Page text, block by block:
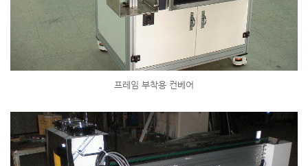
프레임 부착용 컨베어